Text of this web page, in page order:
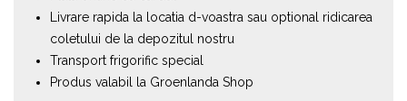
Livrare rapida la locatia d-voastra sau optional ridicarea
coletului de la depozitul nostru
Transport frigorific special
Produs valabil la Groenlanda Shop